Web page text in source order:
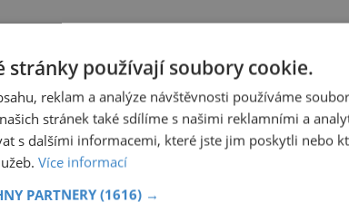
se jako první zmiňuje kronikář
léta 1003–1004. Tehdy v Čechách
letopisec označuje za vládce Prahy i
hradiště, opevněného hliněnými valy
stránky používají soubory cookie.
reklam a analýze návštěvnosti používáme
stránek také sdílíme s našimi reklamními a
s dalšími informacemi, které jste jim poskytli nebo
Více informací
PARTNERY (1616) →